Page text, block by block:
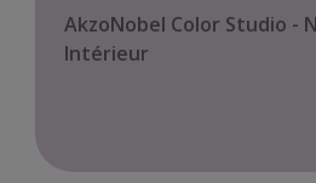
AkzoNobel Color Studio -
Intérieur